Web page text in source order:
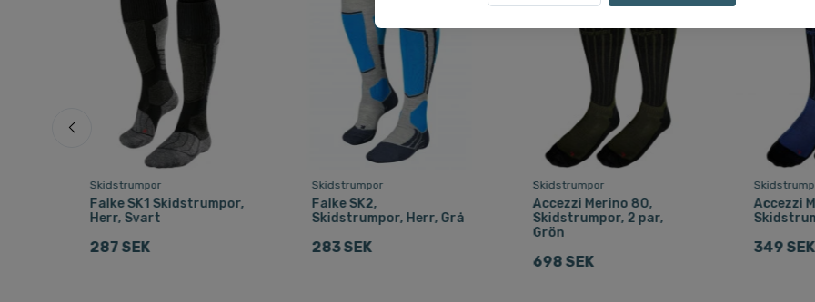
Skidstrumpor
Falke SK1 Skidstrumpor,
Herr, Svart
287 SEK
Skidstrumpor
Falke SK2,
Skidstrumpor, Herr, Grå
283 SEK
Skidstrumpor
Accezzi Merino 80,
Skidstrumpor, 2 par,
Grön
698 SEK
Accezzi
349 SEK